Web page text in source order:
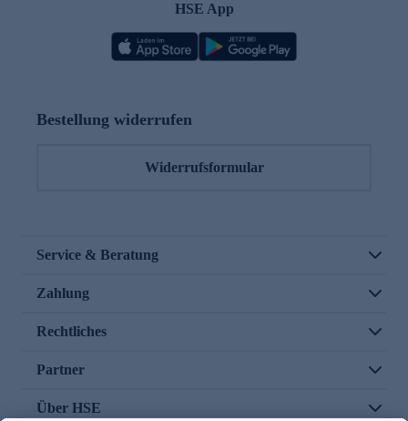
HSE App
Bestellung widerrufen
Widerrufsformular
Service & Beratung
Zahlung
Rechtliches
Partner
Über HSE